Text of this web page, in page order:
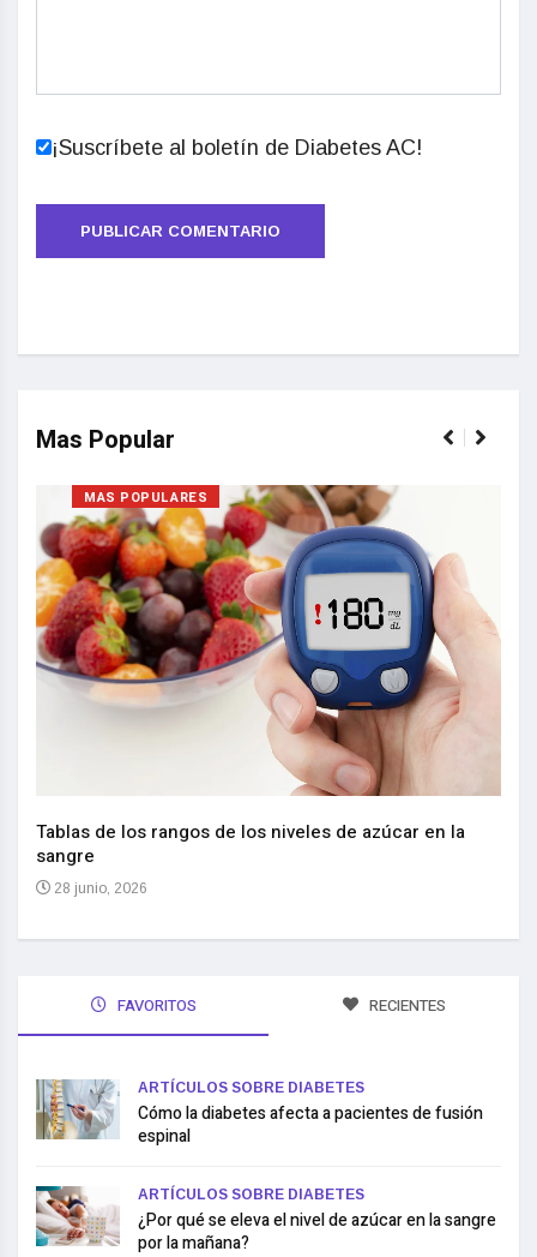
¡Suscríbete al boletín de Diabetes AC!
Mas Popular
MAS POPULARES
Tablas de los rangos de los niveles de azúcar en la
sangre
28 junio, 2026
FAVORITOS RECIENTES
ARTÍCULOS SOBRE DIABETES
Cómo la diabetes afecta a pacientes de fusión
espinal
ARTÍCULOS SOBRE DIABETES
¿Por qué se eleva el nivel de azúcar en la sangre
por la mañana?